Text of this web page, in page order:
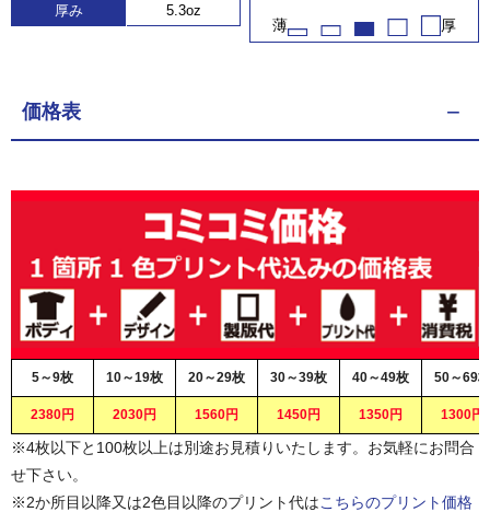
厚み 5.3oz
薄 厚
価格表
5～9枚 10～19枚 20～29枚 30～39枚 40～49枚 50～69枚
2380円 2030円 1560円 1450円 1350円 1300円
※4枚以下と100枚以上は別途お見積りいたします。お気軽にお問合
せ下さい。
※2か所目以降又は2色目以降のプリント代はこちらのプリント価格